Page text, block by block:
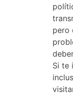
pero
Si te